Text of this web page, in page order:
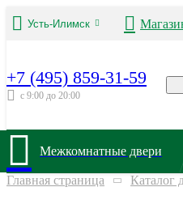
Усть-Илимск
+7 (495) 859-31-59
с 9:00 до 20:00
Межкомнатные двери
Главная страница Каталог